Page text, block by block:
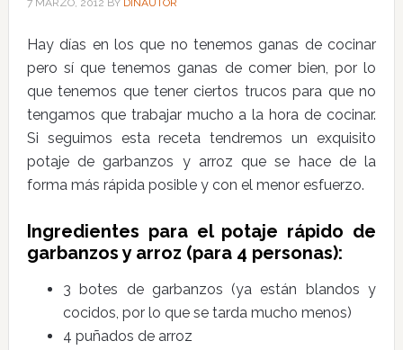
7 MARZO, 2012 BY DINAUTOR
Hay días en los que no tenemos ganas de cocinar
pero sí que tenemos ganas de comer bien, por lo
que tenemos que tener ciertos trucos para que no
tengamos que trabajar mucho a la hora de cocinar.
Si seguimos esta receta tendremos un exquisito
potaje de garbanzos y arroz que se hace de la
forma más rápida posible y con el menor esfuerzo.
Ingredientes para el potaje rápido de
garbanzos y arroz (para 4 personas):
3 botes de garbanzos (ya están blandos y
cocidos, por lo que se tarda mucho menos)
4 puñados de arroz